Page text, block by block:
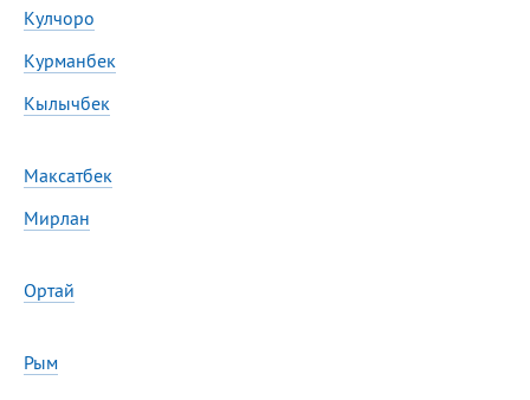
Кулчоро
Курманбек
Кылычбек
Максатбек
Мирлан
Ортай
Рым